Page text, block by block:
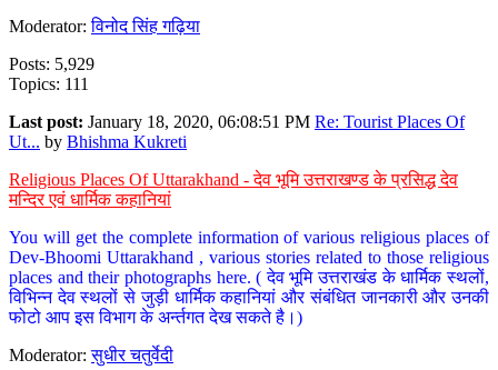
Moderator:विनोद सिंह गढ़िया
Posts: 5,929
Topics: 111
Last post: January 18, 2020, 06:08:51 PM Re: Tourist Places Of
Ut... by Bhishma Kukreti
Religious Places Of Uttarakhand - देव भूमि उत्तराखण्ड के प्रसिद्ध देव
मन्दिर एवं धार्मिक कहानियां
You will get the complete information of various religious places of
Dev-Bhoomi Uttarakhand , various stories related to those religious
places and their photographs here. ( देव भूमि उत्तराखंड के धार्मिक स्थलों,
विभिन्न देव स्थलों से जुड़ी धार्मिक कहानियां और संबंधित जानकारी और उनकी
फोटो आप इस विभाग के अर्न्तगत देख सकते है।)
Moderator:सुधीर चतुर्वेदी